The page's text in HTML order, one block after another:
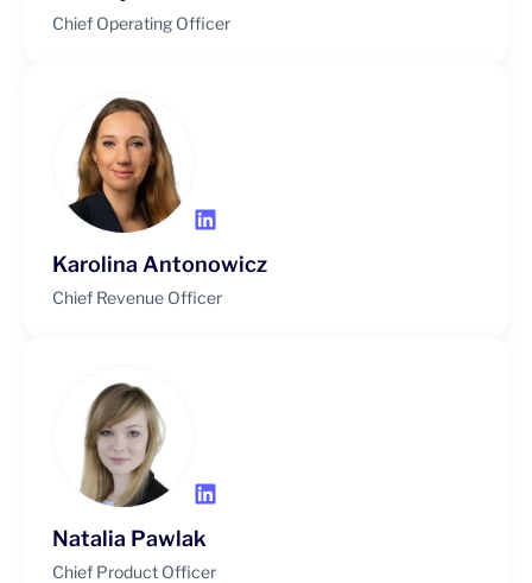
Chief Operating Officer
Karolina Antonowicz
Chief Revenue Officer
Natalia Pawlak
Chief Product Officer